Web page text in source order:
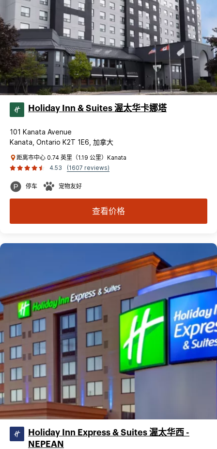
Holiday Inn & Suites 渥太华卡娜塔
101 Kanata Avenue
Kanata, Ontario K2T 1E6, 加拿大
距离市中心 0.74 英里（1.19 公里）Kanata
4.53
(1607 reviews)
停车 宠物友好
查看价格
Holiday Inn Express & Suites 渥太华西 -
NEPEAN